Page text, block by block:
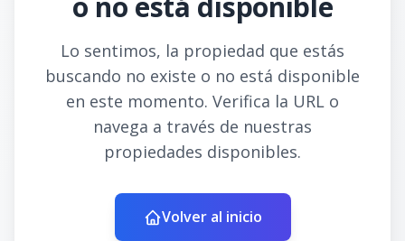
Lo sentimos, la propiedad que estás
buscando no existe o no está disponible
en este momento. Verifica la URL o
navega a través de nuestras
propiedades disponibles.
Volver al inicio